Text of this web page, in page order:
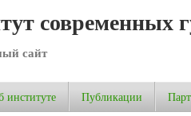
современных
сайт
институте Публикации